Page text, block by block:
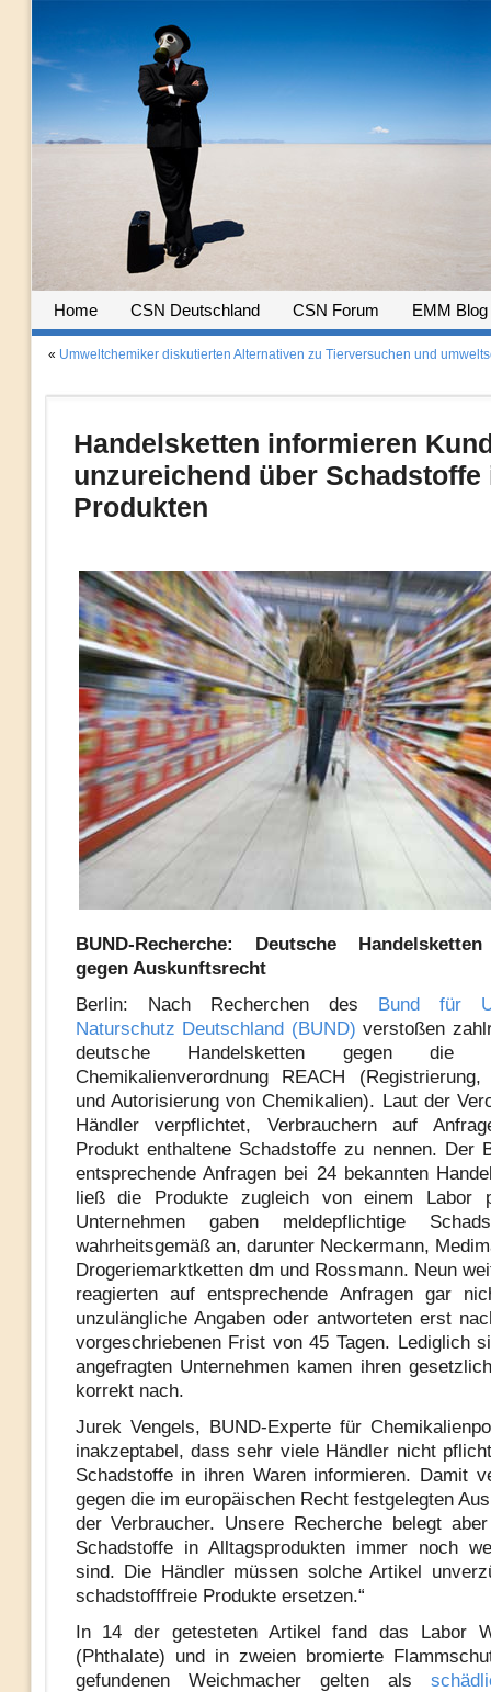
Home CSN Deutschland CSN Forum EMM Blog
« Umweltchemiker diskutierten Alternativen zu Tierversuchen und
Handelsketten informieren
unzureichend über Schadstoffe
Produkten
BUND-Recherche: Deutsche
gegen Auskunftsrecht
Berlin: Nach Recherchen des Bund für
Naturschutz Deutschland (BUND) verstoßen
deutsche Handelsketten gegen die
Chemikalienverordnung REACH (Registrierung,
und Autorisierung von Chemikalien). Laut der
Händler verpflichtet, Verbrauchern auf
Produkt enthaltene Schadstoffe zu nennen. Der
entsprechende Anfragen bei 24 bekannten
ließ die Produkte zugleich von einem Labor
Unternehmen gaben meldepflichtige
wahrheitsgemäß an, darunter Neckermann,
Drogeriemarktketten dm und Rossmann. Neun
reagierten auf entsprechende Anfragen gar
unzulängliche Angaben oder antworteten erst
vorgeschriebenen Frist von 45 Tagen. Lediglich
angefragten Unternehmen kamen ihren
korrekt nach.
Jurek Vengels, BUND-Experte für
inakzeptabel, dass sehr viele Händler nicht
Schadstoffe in ihren Waren informieren. Damit
gegen die im europäischen Recht festgelegten
der Verbraucher. Unsere Recherche belegt
Schadstoffe in Alltagsprodukten immer noch
sind. Die Händler müssen solche Artikel
schadstofffreie Produkte ersetzen.“
In 14 der getesteten Artikel fand das Labor
(Phthalate) und in zweien bromierte
gefundenen Weichmacher gelten als